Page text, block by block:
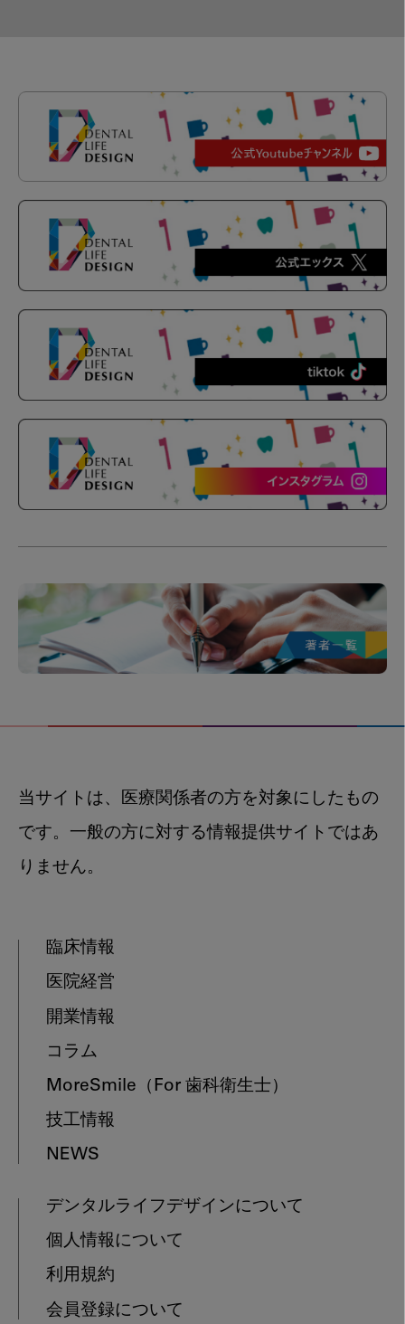
当サイトは、医療関係者の方を対象にしたもの
です。一般の方に対する情報提供サイトではあ
りません。
臨床情報
医院経営
開業情報
コラム
MoreSmile （For 歯科衛生士）
技工情報
NEWS
デンタルライフデザインについて
個人情報について
利用規約
会員登録について